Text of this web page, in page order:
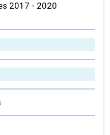
2017 - 2020